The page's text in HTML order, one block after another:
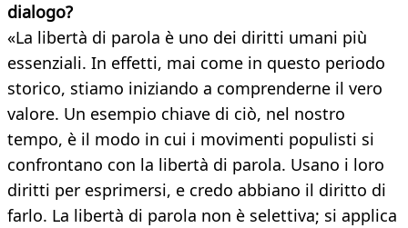
dialogo?
«La libertà di parola è uno dei diritti umani più
essenziali. In effetti, mai come in questo periodo
storico, stiamo iniziando a comprenderne il vero
valore. Un esempio chiave di ciò, nel nostro
tempo, è il modo in cui i movimenti populisti si
confrontano con la libertà di parola. Usano i loro
diritti per esprimersi, e credo abbiano il diritto di
farlo. La libertà di parola non è selettiva; si applica